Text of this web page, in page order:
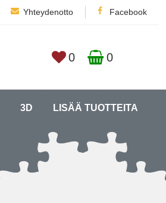
Yhteydenotto Facebook
0 0
3D LISÄÄ TUOTTEITA